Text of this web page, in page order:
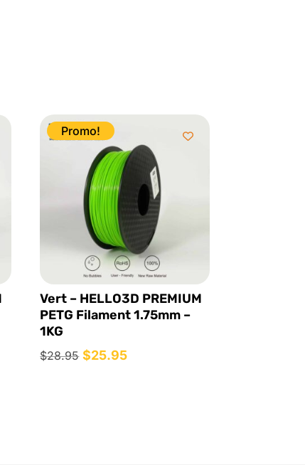
Promo!
Vert – HELLO3D PREMIUM
PETG Filament 1.75mm –
1KG
$28.95 Le
$25.95Le